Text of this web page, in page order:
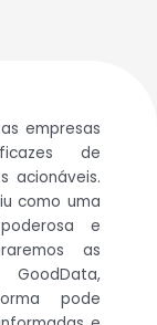
empresas
de
acionáveis.
como uma
e
as
pode